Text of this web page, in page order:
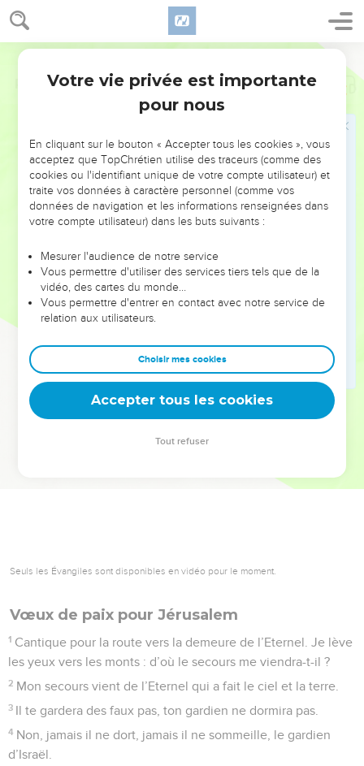
NE MANQUEZ PAS L’ÉVÉNEMENT
DE L’ANNÉE !
ET SI LEURS ERREURS POUVAIENT VOUS ÉVITER LES
VOTRES ?
leur foi ou leur vision. Mais on voit moins les doutes, les erreurs
et les saisons difficiles qu'ils ont traversés, alors même que ce
sont elles qui les ont façonnés.
Dans cette conférence, leaders, entrepreneurs, et responsables
clés pour avancer avec plus de sagesse afin que leurs erreurs
deviennent vos tremplins. Que vous guidiez un ministère, une
équipe, un groupe ou une famille, leur expérience est faite
Psaumes 121
Seuls les Évangiles sont disponibles en vidéo pour le moment.
Vœux de paix pour Jérusalem
1 Cantique pour la route vers la demeure de l’Eternel. Je lève
les yeux vers les monts : d’où le secours me viendra-t-il ?
2 Mon secours vient de l’Eternel qui a fait le ciel et la terre.
3 Il te gardera des faux pas, ton gardien ne dormira pas.
4 Non, jamais il ne dort, jamais il ne sommeille, le gardien
d’Israël.
Votre vie privée est importante
pour nous
En cliquant sur le bouton « Accepter tous les cookies », vous
acceptez que TopChrétien utilise des traceurs (comme des
cookies ou l'identifiant unique de votre compte utilisateur) et
traite vos données à caractère personnel (comme vos
données de navigation et les informations renseignées dans
votre compte utilisateur) dans les buts suivants :
Mesurer l'audience de notre service
Vous permettre d'utiliser des services tiers tels que de la
vidéo, des cartes du monde…
Vous permettre d'entrer en contact avec notre service de
relation aux utilisateurs.
Choisir mes cookies
Accepter tous les cookies
Tout refuser